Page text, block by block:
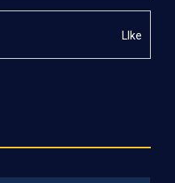
LIke